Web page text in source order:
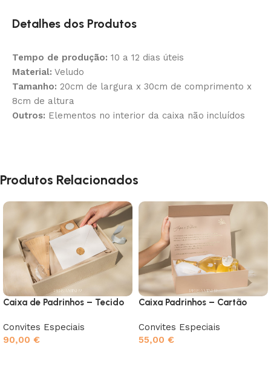
Detalhes dos Produtos
Tempo de produção: 10 a 12 dias úteis
Material: Veludo
Tamanho: 20cm de largura x 30cm de comprimento x
8cm de altura
Outros: Elementos no interior da caixa não incluídos
Produtos Relacionados
Caixa de Padrinhos – Tecido
Convites Especiais
90,00 €
Caixa Padrinhos – Cartão
Convites Especiais
55,00 €